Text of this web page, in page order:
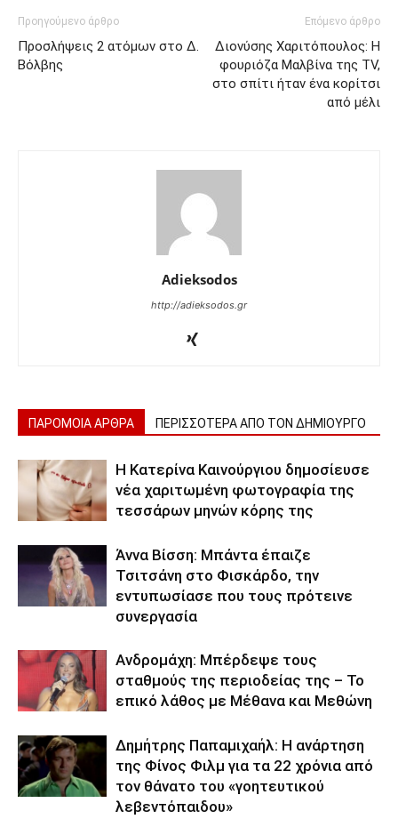
Προηγούμενο άρθρο
Προσλήψεις 2 ατόμων στο Δ.
Βόλβης
Επόμενο άρθρο
Διονύσης Χαριτόπουλος: Η
φουριόζα Μαλβίνα της TV,
στο σπίτι ήταν ένα κορίτσι
από μέλι
Adieksodos
http://adieksodos.gr
ΠΑΡΟΜΟΙΑ ΑΡΘΡΑ ΠΕΡΙΣΣΟΤΕΡΑ ΑΠΟ ΤΟΝ ΔΗΜΙΟΥΡΓΟ
Η Κατερίνα Καινούργιου δημοσίευσε
νέα χαριτωμένη φωτογραφία της
τεσσάρων μηνών κόρης της
Άννα Βίσση: Μπάντα έπαιζε
Τσιτσάνη στο Φισκάρδο, την
εντυπωσίασε που τους πρότεινε
συνεργασία
Ανδρομάχη: Μπέρδεψε τους
σταθμούς της περιοδείας της – Το
επικό λάθος με Μέθανα και Μεθώνη
Δημήτρης Παπαμιχαήλ: Η ανάρτηση
της Φίνος Φιλμ για τα 22 χρόνια από
τον θάνατο του «γοητευτικού
λεβεντόπαιδου»